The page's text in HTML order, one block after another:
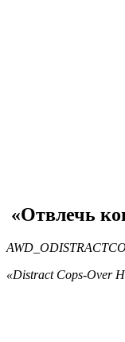
«Отвлечь
«Distract Cops-Over